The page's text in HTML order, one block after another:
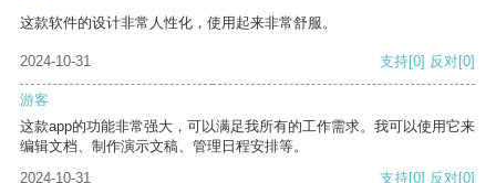
这款软件的设计非常人性化，使用起来非常舒服。
2024-10-31 支持[0] 反对[0]
游客
这款app的功能非常强大，可以满足我所有的工作需求。我可以使用它来
编辑文档、制作演示文稿、管理日程安排等。
2024-10-31
支持[0] 反对[0]